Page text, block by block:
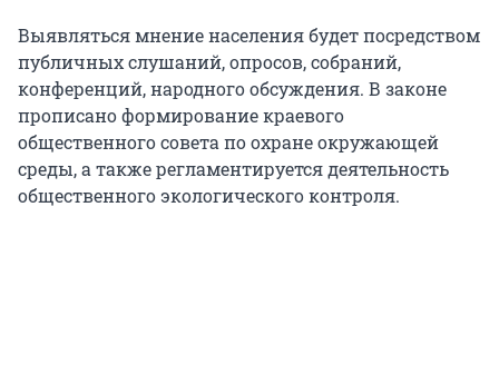
Выявляться мнение населения будет посредством
публичных слушаний, опросов, собраний,
конференций, народного обсуждения. В законе
прописано формирование краевого
общественного совета по охране окружающей
среды, а также регламентируется деятельность
общественного экологического контроля.